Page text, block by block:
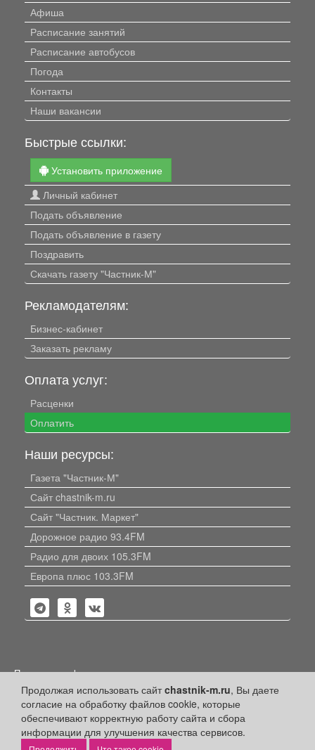
Продолжая использовать сайтchastnik-m.ru, Вы даете
согласие на обработку файлов cookie, которые
обеспечивают корректную работу сайта и сбора
информации для улучшения качества сервисов.
Афиша
Расписание занятий
Расписание автобусов
Погода
Контакты
Наши вакансии
Быстрые ссылки:
Установить приложение
Личный кабинет
Подать объявление
Подать объявление в газету
Поздравить
Скачать газету "Частник-М"
Рекламодателям:
Бизнес-кабинет
Заказать рекламу
Оплата услуг:
Расценки
Оплатить
Наши ресурсы:
Газета "Частник-М"
Сайт chastnik-m.ru
Сайт "Частник. Маркет"
Дорожное радио 93.4FM
Радио для двоих 105.3FM
Европа плюс 103.3FM
Политика конфиденциальности
Публикации с пометкой «Реклама», «На правах рекламы»,
«Партнёрский проект» оплачены рекламодателем.
Редакция сайта не несет ответственности за достоверность
информации, содержащейся в рекламных материалах и
объявлениях.